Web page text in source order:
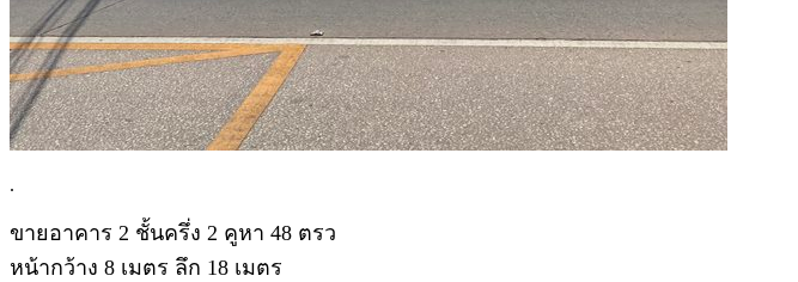
.
ขายอาคาร 2 ชั้นครึ่ง 2 คูหา 48 ตรว
หน้ากว้าง 8 เมตร ลึก 18 เมตร